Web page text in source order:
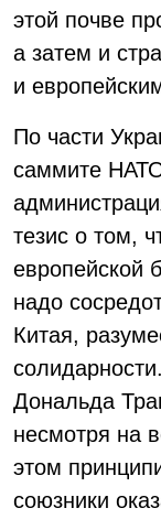
этой почве
а затем и
и
По части
саммите
тезис о том,
европейской
надо
Китая,
Дональда
несмотря на
этом
союзники